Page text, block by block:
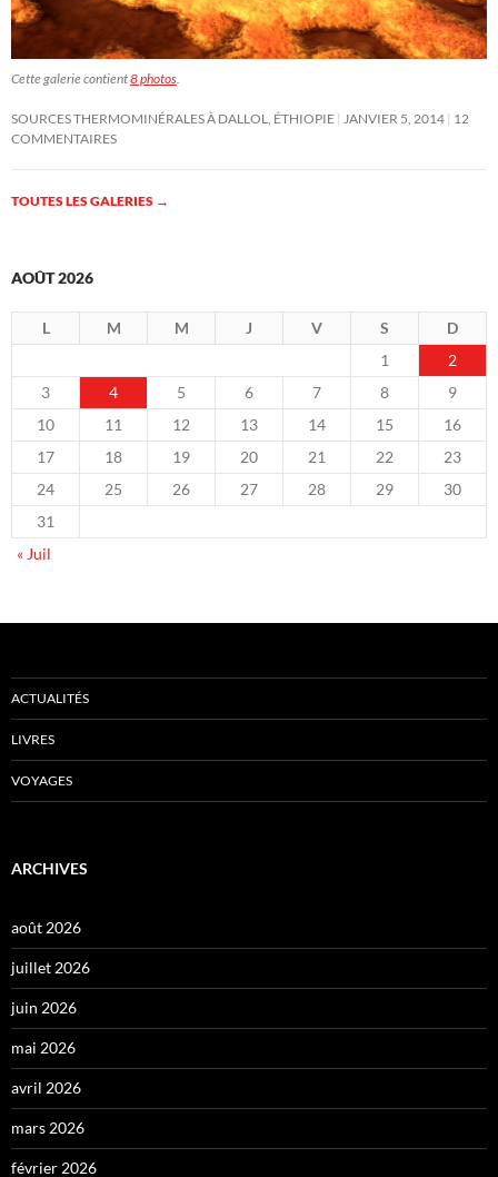
Cette galerie contient8 photos
SOURCES THERMOMINÉRALES À DALLOL, ÉTHIOPIE JANVIER 5, 2014 12
COMMENTAIRES
TOUTES LES GALERIES →
AOÛT 2026
L M M J V S
D
1
2
3
4 5 6 7 8
9
10
11 12 13 14 15
16
17
18 19 20 21 22
23
24
25 26 27 28 29
30
31
« Juil
ACTUALITÉS
LIVRES
VOYAGES
ARCHIVES
août 2026
juillet 2026
juin 2026
mai 2026
avril 2026
mars 2026
février 2026